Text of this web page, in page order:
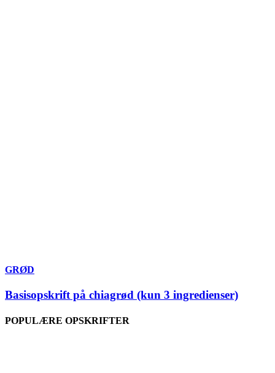
GRØD
Basisopskrift på chiagrød (kun 3 ingredienser)
POPULÆRE OPSKRIFTER